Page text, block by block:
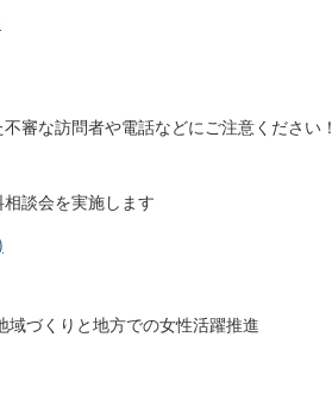
審な訪問者や電話などにご注意ください！
談会を実施します
づくりと地方での女性活躍推進